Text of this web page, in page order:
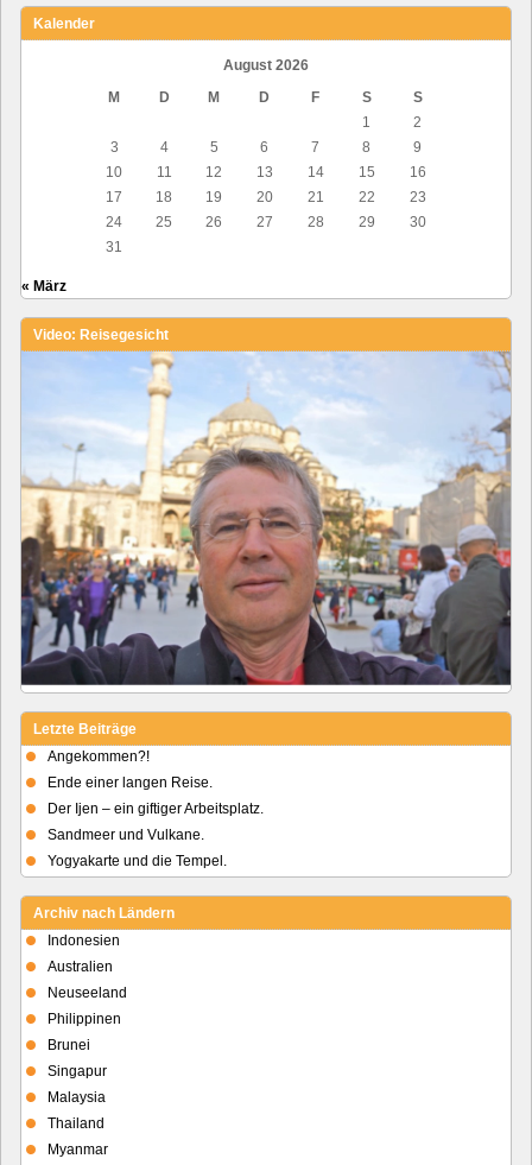
Kalender
August 2026
M
D M D F S
S
1
2
3
4 5 6 7 8
9
10
11 12 13 14 15
16
17
18 19 20 21 22
23
24
25 26 27 28 29
30
31
« März
Video: Reisegesicht
Letzte Beiträge
Angekommen?!
Ende einer langen Reise.
Der Ijen – ein giftiger Arbeitsplatz.
Sandmeer und Vulkane.
Yogyakarte und die Tempel.
Archiv nach Ländern
Indonesien
Australien
Neuseeland
Philippinen
Brunei
Singapur
Malaysia
Thailand
Myanmar